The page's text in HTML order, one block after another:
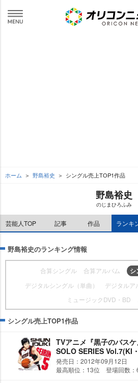
ホーム 野島裕史 シングル売上TOP1作品
野島裕史
のじまひろふみ
芸能人TOP 記事 作品 ランキ
野島裕史のランキング情報
合算シングル 合算アルバム シ
デジタルシングル（単曲）
デジタルア
ミュージックDVD・BD
シングル売上TOP1作品
TVアニメ『黒子のバス
SOLO SERIES Vol.7(KI
発売日：2012年09月12日
最高順位：13位 登場回数：